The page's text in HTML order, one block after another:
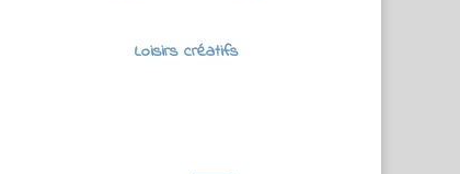
Loisirs créatifs